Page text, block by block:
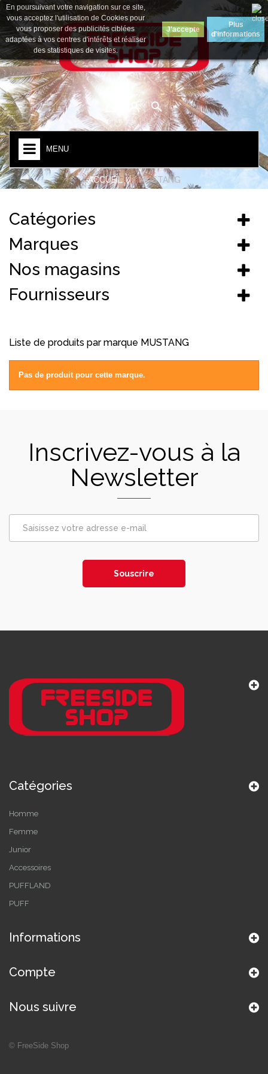
Devise : Euro
MENU
En poursuivant votre navigation sur ce site,
vous acceptez l'utilisation de Cookies pour
vous proposer des publicités ciblées
adaptées à vos centres d'intérêts et réaliser
des statistiques de visites.
J'accepte
Plus
d'informations
ACCUEIL MUSTANG
Catégories
Marques
Nos magasins
Fournisseurs
Liste de produits par marque MUSTANG
Pas de produit pour cette marque.
Inscrivez-vous à la
Newsletter
Souscrire
Catégories
Homme
Femme
Junior
Accessoires
PUFFLAND
PUFF
Informations
Compte
Nous suivre
© FreeSide Shop